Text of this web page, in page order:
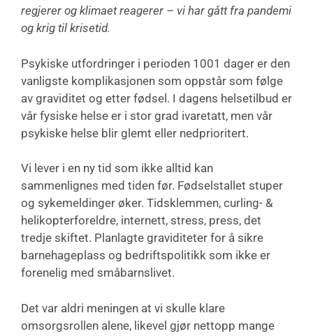
regjerer og klimaet reagerer – vi har gått fra pandemi
og krig til krisetid.
Psykiske utfordringer i perioden 1001 dager er den
vanligste komplikasjonen som oppstår som følge
av graviditet og etter fødsel. I dagens helsetilbud er
vår fysiske helse er i stor grad ivaretatt, men vår
psykiske helse blir glemt eller nedprioritert.
Vi lever i en ny tid som ikke alltid kan
sammenlignes med tiden før. Fødselstallet stuper
og sykemeldinger øker. Tidsklemmen, curling- &
helikopterforeldre, internett, stress, press, det
tredje skiftet. Planlagte graviditeter for å sikre
barnehageplass og bedriftspolitikk som ikke er
forenelig med småbarnslivet.
Det var aldri meningen at vi skulle klare
omsorgsrollen alene, likevel gjør nettopp mange